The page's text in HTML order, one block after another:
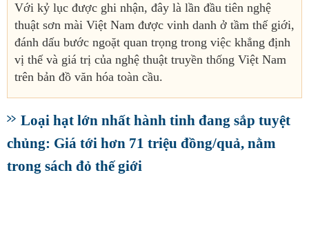
Với kỷ lục được ghi nhận, đây là lần đầu tiên nghệ
thuật sơn mài Việt Nam được vinh danh ở tầm thế giới,
đánh dấu bước ngoặt quan trọng trong việc khẳng định
vị thế và giá trị của nghệ thuật truyền thống Việt Nam
trên bản đồ văn hóa toàn cầu.
Loại hạt lớn nhất hành tinh đang sắp tuyệt
chủng: Giá tới hơn 71 triệu đồng/quả, nằm
trong sách đỏ thế giới